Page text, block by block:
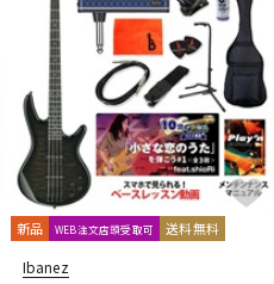
新品 WEB注文店頭受取可 送料無料
Ibanez